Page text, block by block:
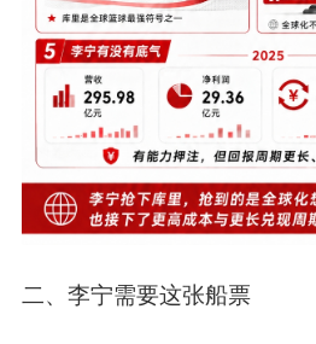
二、 李宁需要这张船票